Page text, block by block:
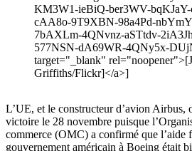
KM3W1-ieBiQ-ber3WV-
cAA8o-9T9XBN-98a4Pd-
7bAXLm-4QNvnz-aSTtdv-
577NSN-dA69WR-4QNy5x-
target="_blank"
Griffiths/Flickr]</a>]
L’UE, et le constructeur d’avion Airbus,
victoire le 28 novembre puisque
commerce (OMC) a confirmé que l’aide
gouvernement américain à Boeing était